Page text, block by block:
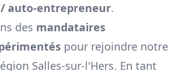
auto-entrepreneur.
des mandataires
pour rejoindre notre
Salles-sur-l'Hers. En tant